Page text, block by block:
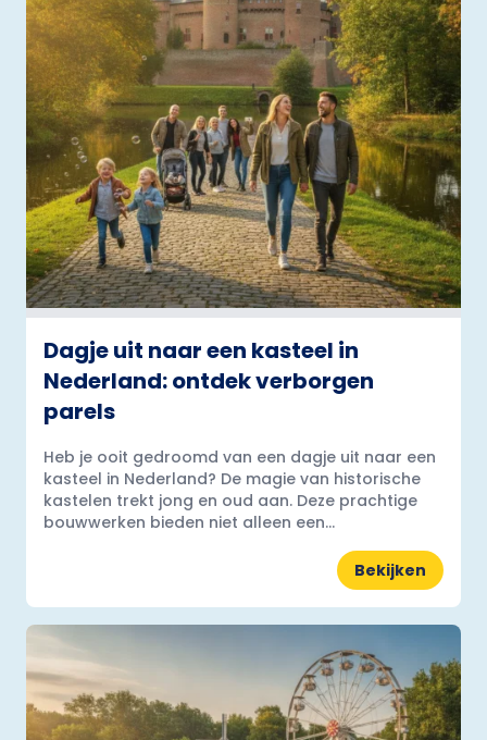
Dagje uit naar een kasteel in
Nederland: ontdek verborgen
parels
Heb je ooit gedroomd van een dagje uit naar een
kasteel in Nederland? De magie van historische
kastelen trekt jong en oud aan. Deze prachtige
bouwwerken bieden niet alleen een...
Bekijken